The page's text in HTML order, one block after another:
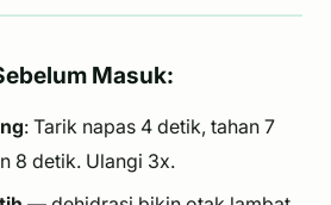
Masuk:
: Tarik napas 4 detik, tahan 7
8 detik. Ulangi 3x.